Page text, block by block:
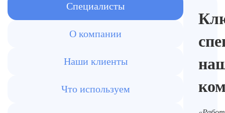
Специалисты
О компании
Наши клиенты
Что используем